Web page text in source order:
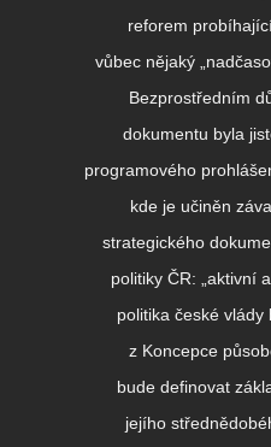
reforem
vůbec nějaký
Bezprostředním
dokumentu byla
programového
kde je učiněn
strategického
politiky ČR: „aktivní
politika české
z Koncepce
bude definovat
jejího